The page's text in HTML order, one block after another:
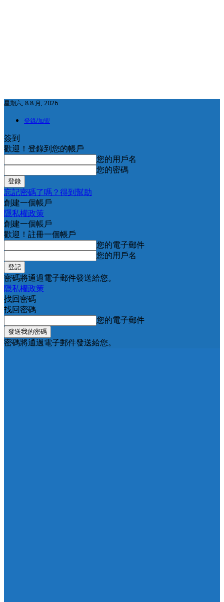
星期六, 8 8 月, 2026
登錄/加盟
簽到
歡迎！登錄到您的帳戶
您的用戶名
您的密碼
忘記密碼了嗎？得到幫助
創建一個帳戶
隱私權政策
創建一個帳戶
歡迎！註冊一個帳戶
您的電子郵件
您的用戶名
密碼將通過電子郵件發送給您。
隱私權政策
找回密碼
找回密碼
您的電子郵件
密碼將通過電子郵件發送給您。